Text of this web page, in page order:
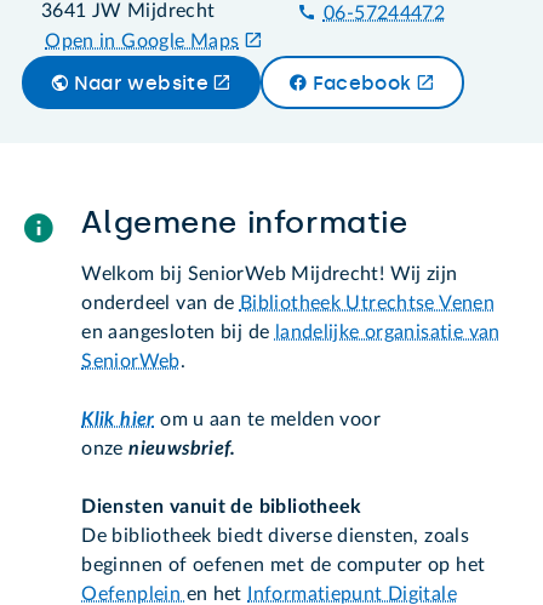
3641 JW Mijdrecht
Open in Google Maps
06-57244472
Naar website Facebook
Algemene informatie
Welkom bij SeniorWeb Mijdrecht! Wij zijn
onderdeel van de Bibliotheek Utrechtse Venen
en aangesloten bij de landelijke organisatie van
SeniorWeb.
Klik hier om u aan te melden voor
onzenieuwsbrief.
Diensten vanuit de bibliotheek
De bibliotheek biedt diverse diensten, zoals
beginnen of oefenen met de computer op het
Oefenplein en het
Informatiepunt Digitale